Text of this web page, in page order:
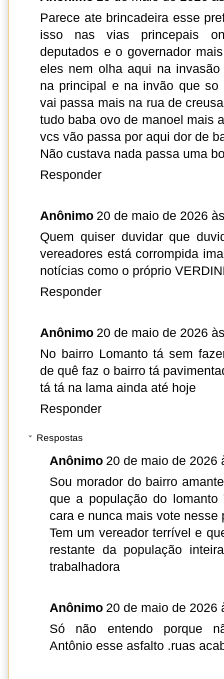
Parece ate brincadeira esse
isso nas vias princepais
deputados e o governador
eles nem olha aqui na
na principal e na invão que
vai passa mais na rua de
tudo baba ovo de manoel mais
vcs vão passa por aqui dor de
Não custava nada passa uma
Responder
Anônimo 20 de maio de 2026
Quem quiser duvidar que
vereadores está corrompida
notícias como o próprio
Responder
Anônimo 20 de maio de 2026
No bairro Lomanto tá sem
de quê faz o bairro tá
tá tá na lama ainda até hoje
Responder
Respostas
Anônimo 20 de maio de 2026
Sou morador do bairro
que a população do lomanto
cara e nunca mais vote nesse
Tem um vereador terrível e
restante da população
trabalhadora
Anônimo 20 de maio de 2026
Só não entendo porque
Antônio esse asfalto .ruas